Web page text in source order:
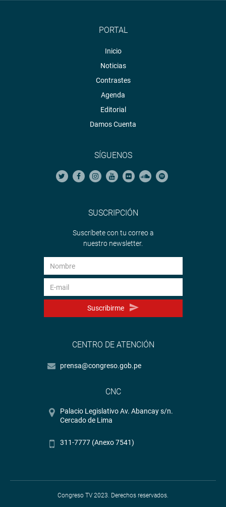
PORTAL
Inicio
Noticias
Contrastes
Agenda
Editorial
Damos Cuenta
SÍGUENOS
SUSCRIPCIÓN
Suscríbete con tu correo a
nuestro newsletter.
Suscribirme
CENTRO DE ATENCIÓN
prensa@congreso.gob.pe
CNC
Palacio Legislativo Av. Abancay s/n.
Cercado de Lima
311-7777 (Anexo 7541)
Congreso TV 2023. Derechos reservados.